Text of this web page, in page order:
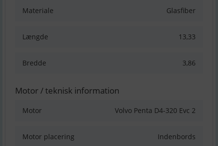
Materiale Glasfiber
Længde 13,33
Bredde 3,86
Motor / teknisk information
Motor Volvo Penta D4-320 Evc 2
Motor placering Indenbords